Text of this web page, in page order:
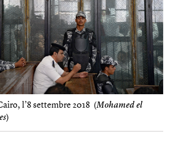
l’8 settembre 2018 (Mohamed el
)